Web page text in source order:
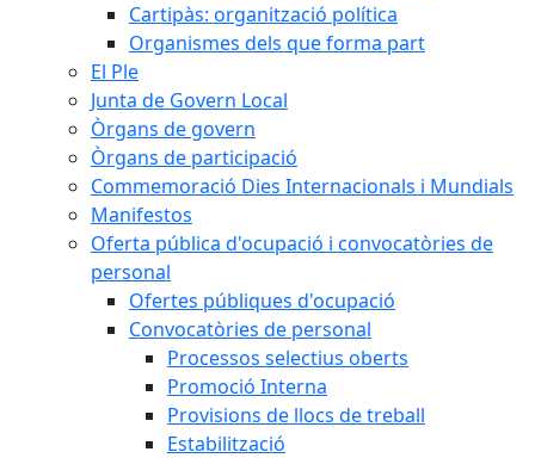
Cartipàs: organització política
Organismes dels que forma part
El Ple
Junta de Govern Local
Òrgans de govern
Òrgans de participació
Commemoració Dies Internacionals i Mundials
Manifestos
Oferta pública d'ocupació i convocatòries de
personal
Ofertes públiques d'ocupació
Convocatòries de personal
Processos selectius oberts
Promoció Interna
Provisions de llocs de treball
Estabilització